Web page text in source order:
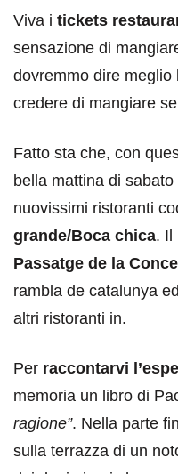
Viva i tickets
sensazione di
dovremmo dire meglio
credere di mangiare
Fatto sta che, con
bella mattina di
nuovissimi ristoranti
grande/Boca chica. Il
Passatge de la
rambla de catalunya
altri ristoranti in.
Per raccontarvi
memoria un libro di
ragione”. Nella parte
sulla terrazza di un